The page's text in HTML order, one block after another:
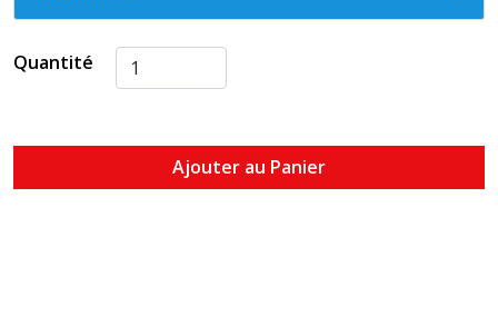
Quantité
Ajouter au Panier